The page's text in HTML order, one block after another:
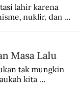
lahir karena
nuklir, dan
Masa Lalu
tak mungkin
kita